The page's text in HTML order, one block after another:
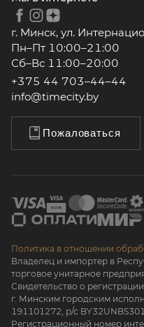
г. Минск, ул.
Пн–Пт 10:00–21:00
Сб–Вс 11:00–20:00
+375 44 703–44–44
info@timecity.by
Пожаловаться
Политика в отношении
Владелец и импортер в
торговое унитарное
Свидетельство о
г. Минским городским
191101272, р/с
Регистрационный номер